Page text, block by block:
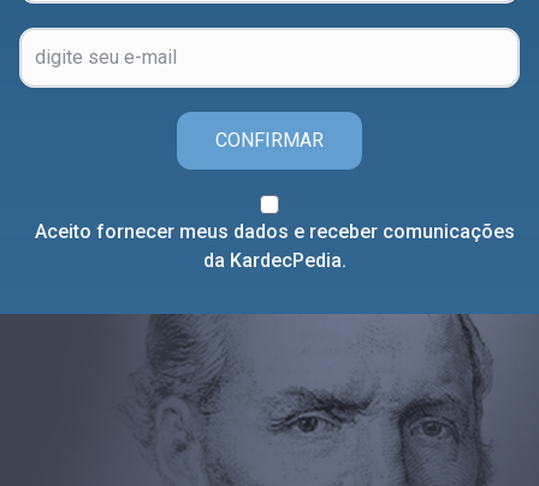
CONFIRMAR
Aceito fornecer meus dados e receber comunicações
da KardecPedia.